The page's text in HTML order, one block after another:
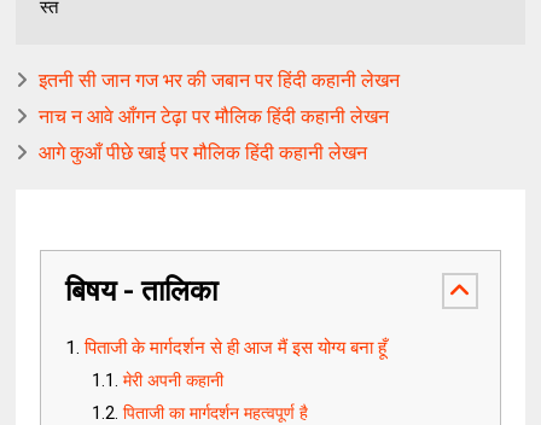
स्त
इतनी सी जान गज भर की जबान पर हिंदी कहानी लेखन
नाच न आवे आँगन टेढ़ा पर मौलिक हिंदी कहानी लेखन
आगे कुआँ पीछे खाई पर मौलिक हिंदी कहानी लेखन
बिषय - तालिका
पिताजी के मार्गदर्शन से ही आज मैं इस योग्य बना हूँ
मेरी अपनी कहानी
पिताजी का मार्गदर्शन महत्वपूर्ण है